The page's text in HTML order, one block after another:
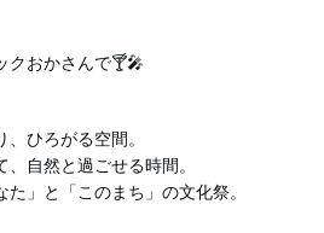
クおかさんで🍸🎤
ひろがる空間。
自然と過ごせる時間。
」と「このまち」の文化祭。